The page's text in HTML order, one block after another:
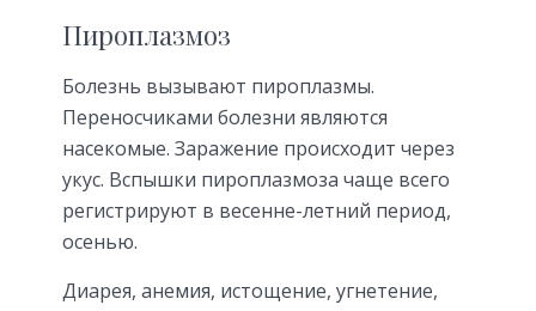
Пироплазмоз
Болезнь вызывают пироплазмы.
Переносчиками болезни являются
насекомые. Заражение происходит через
укус. Вспышки пироплазмоза чаще всего
регистрируют в весенне-летний период,
осенью.
Диарея, анемия, истощение, угнетение,